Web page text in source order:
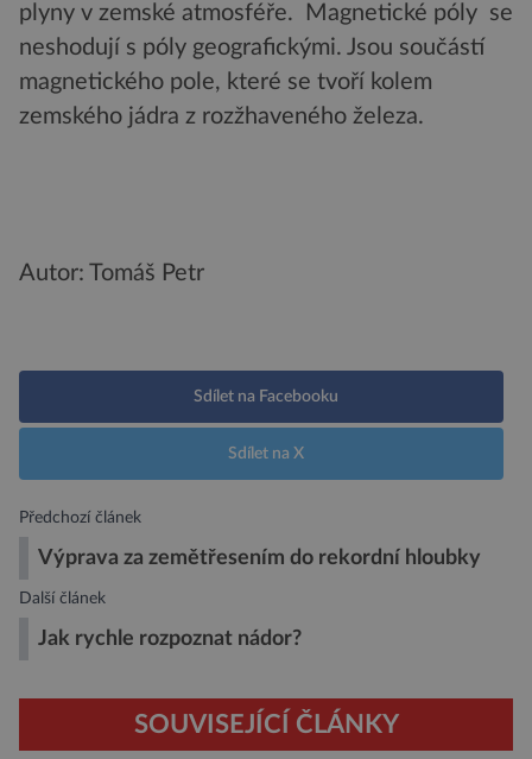
plyny v zemské atmosféře. Magnetické póly se
neshodují s póly geografickými. Jsou součástí
magnetického pole, které se tvoří kolem
zemského jádra z rozžhaveného železa.
Autor: Tomáš Petr
Sdílet na Facebooku
Sdílet na X
Předchozí článek
Výprava za zemětřesením do rekordní hloubky
Další článek
Jak rychle rozpoznat nádor?
SOUVISEJÍCÍ ČLÁNKY